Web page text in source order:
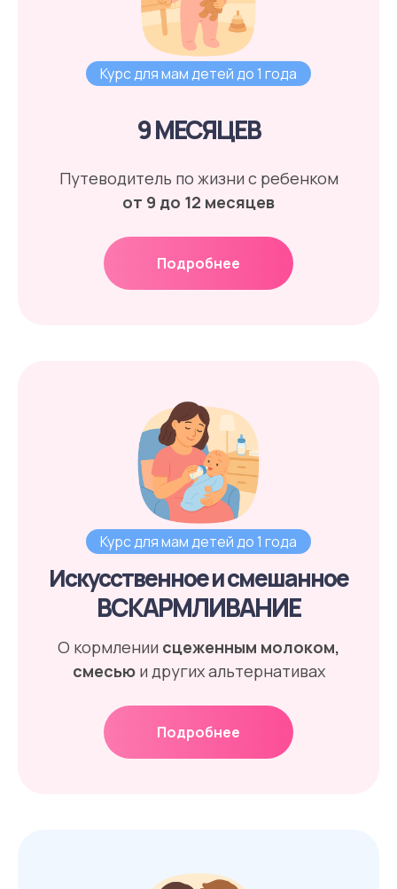
Курс для мам детей до 1 года
9 МЕСЯЦЕВ
Путеводитель по жизни с ребенком
от 9 до 12 месяцев
Подробнее
Курс для мам детей до 1 года
Искусственное и смешанное
ВСКАРМЛИВАНИЕ
О кормлении сцеженным молоком,
смесьюи других альтернативах
Подробнее